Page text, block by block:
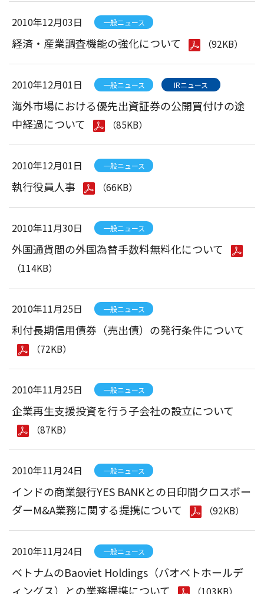
2010年12月03日 一般ニュース
経済・産業調査機能の強化について （92KB）
2010年12月01日 一般ニュース IRニュース
海外市場における優先出資証券の公開買付けの途
中経過について
（85KB）
2010年12月01日 一般ニュース
執行役員人事 （66KB）
2010年11月30日 一般ニュース
外国通貨間の外国為替手数料無料化について
（114KB）
2010年11月25日 一般ニュース
利付長期信用債券（売出債）の発行条件について
（72KB）
2010年11月25日 一般ニュース
企業再生支援投資を行う子会社の設立について
（87KB）
2010年11月24日 一般ニュース
インドの商業銀行YES BANKとの日印間クロスボー
ダーM&A業務に関する提携について
（92KB）
2010年11月24日 一般ニュース
ベトナムのBaoviet Holdings（バオベトホールデ
ィングス）との業務提携について
（103KB）